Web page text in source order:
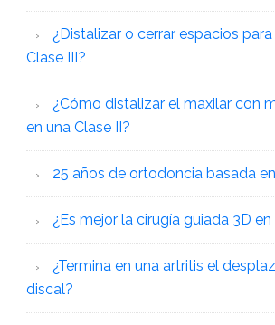
¿Distalizar o cerrar espacios
Clase III?
¿Cómo distalizar el maxilar con
en una Clase II?
25 años de ortodoncia basada
¿Es mejor la cirugía guiada 3D
¿Termina en una artritis el
discal?